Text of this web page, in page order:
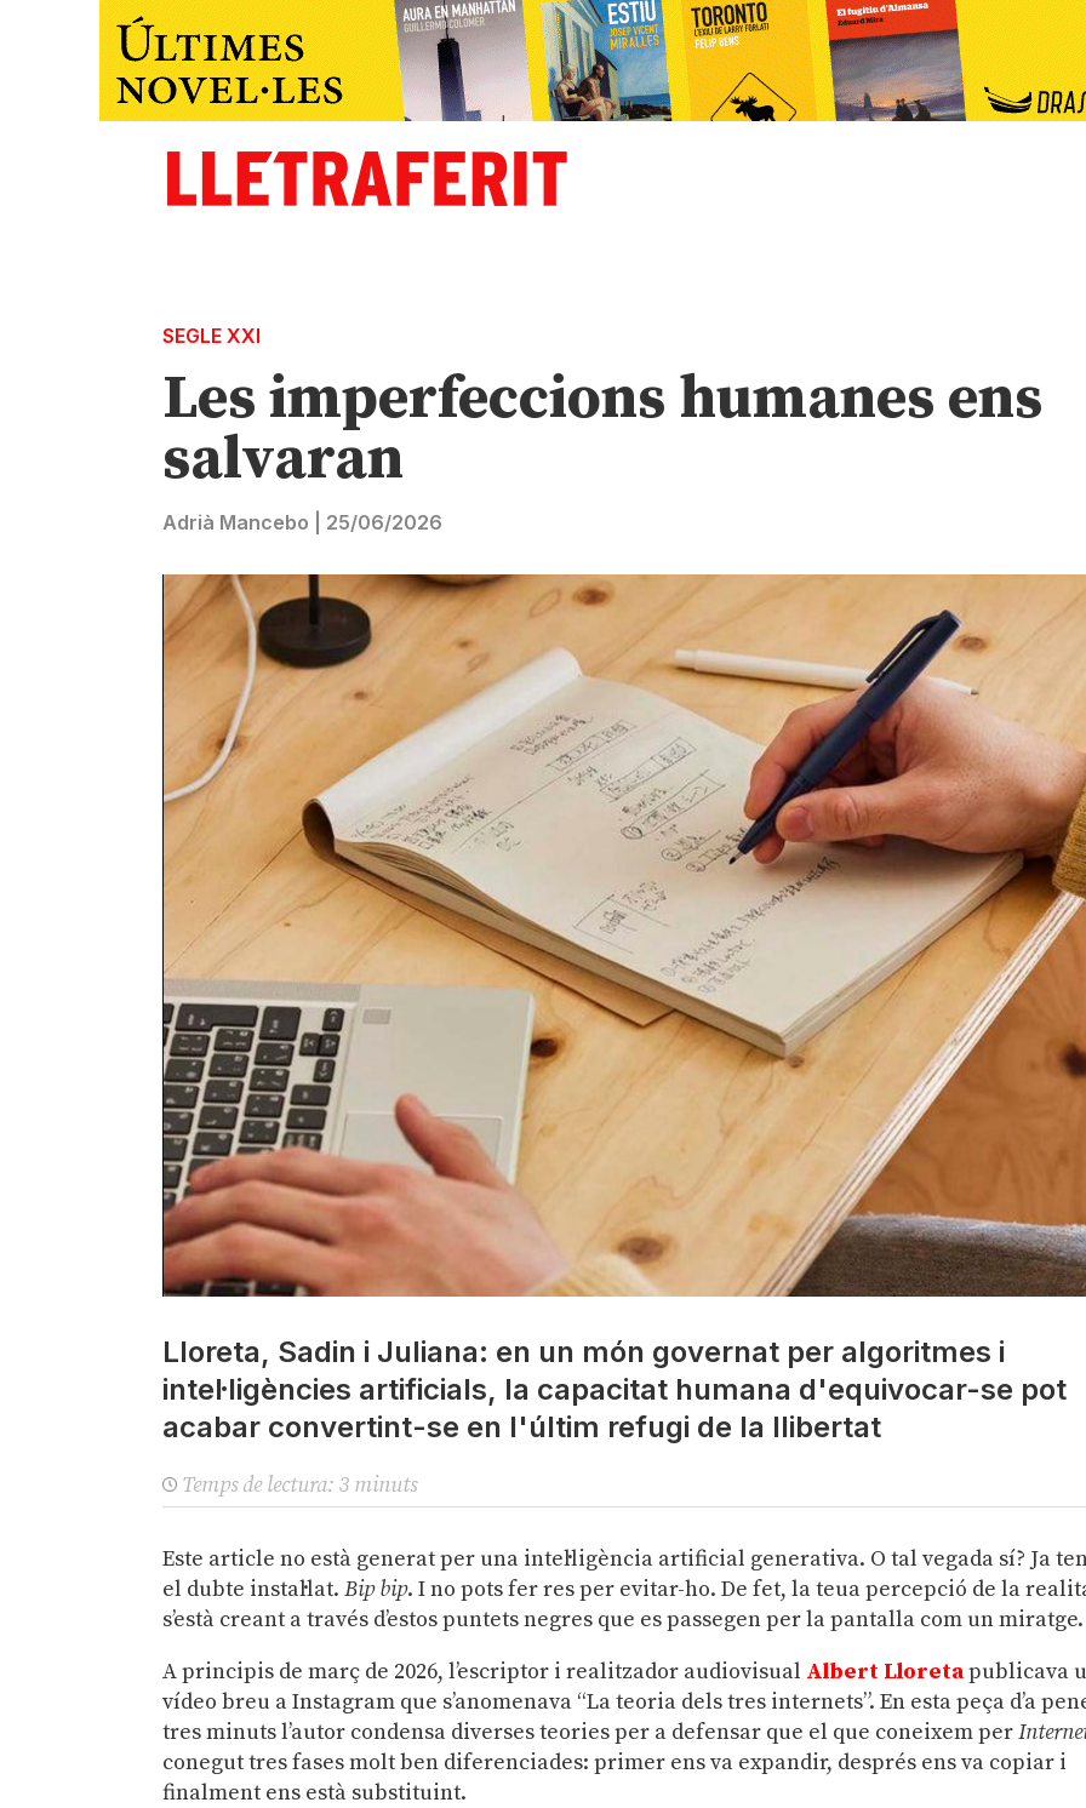
SEGLE XXI
Les imperfeccions humanes ens
salvaran
Adrià Mancebo 25/06/2026
Lloreta, Sadin i Juliana: en un món governat per algoritmes i
intel·ligències artificials, la capacitat humana d'equivocar-se pot
acabar convertint-se en l'últim refugi de la llibertat
Temps de lectura: 3 minuts
Este article no està generat per una intel·ligència artificial generativa. O tal vegada sí? Ja
el dubte instal·lat.Bip bip. I no pots fer res per evitar-ho. De fet, la teua percepció de la
s’està creant a través d’estos puntets negres que es passegen per la pantalla com un miratge.
A principis de març de 2026, l’escriptor i realitzador audiovisual Albert Lloretapublicava
vídeo breu a Instagram que s’anomenava “La teoria dels tres internets”. En esta peça d’a
tres minuts l’autor condensa diverses teories per a defensar que el que coneixem per
conegut tres fases molt ben diferenciades: primer ens va expandir, després ens va copiar i
finalment ens està substituint.